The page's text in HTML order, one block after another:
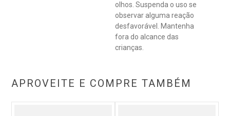
olhos. Suspenda o uso se
observar alguma reação
desfavorável. Mantenha
fora do alcance das
crianças.
APROVEITE E COMPRE TAMBÉM